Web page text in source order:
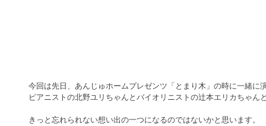
今回は先日、あんじゅホームプレゼンツ「とまり木」の時に一緒に
ピアニストの北野ユリちゃんとバイオリニストの辻本エリカちゃん
きっと忘れられない想い出の一つになるのではないかと思います。